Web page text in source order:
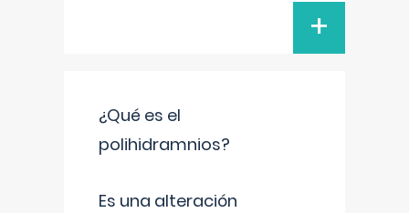
+
¿Qué es el
polihidramnios?
Es una alteración